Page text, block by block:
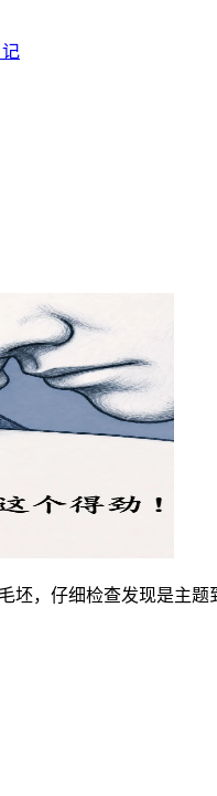
坯，仔细检查发现是主